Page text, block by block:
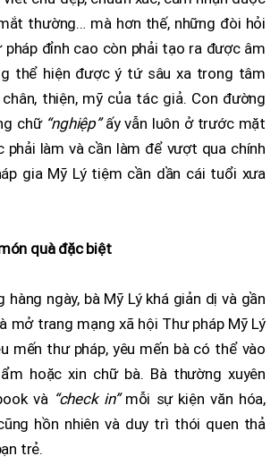
thường… mà hơn thế, những đòi hỏi
pháp đỉnh cao còn phải tạo ra được âm
thể hiện được ý tứ sâu xa trong tâm
thiện, mỹ của tác giả. Con đường
chữ “nghiệp”ấy vẫn luôn ở trước mặt
phải làm và cần làm để vượt qua chính
gia Mỹ Lý tiệm cần dần cái tuổi xưa
quà đặc biệt
hàng ngày, bà Mỹ Lý khá giản dị và gần
mở trang mạng xã hội Thư pháp Mỹ Lý
mến thư pháp, yêu mến bà có thể vào
hoặc xin chữ bà. Bà thường xuyên
và “check in”mỗi sự kiện văn hóa,
hồn nhiên và duy trì thói quen thả
trẻ.